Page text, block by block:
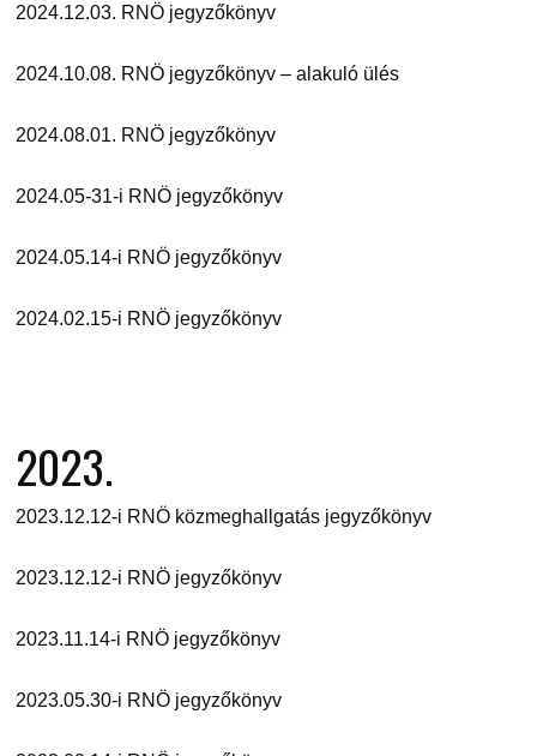
2024.12.03. RNÖ jegyzőkönyv
2024.10.08. RNÖ jegyzőkönyv – alakuló ülés
2024.08.01. RNÖ jegyzőkönyv
2024.05-31-i RNÖ jegyzőkönyv
2024.05.14-i RNÖ jegyzőkönyv
2024.02.15-i RNÖ jegyzőkönyv
2023.
2023.12.12-i RNÖ közmeghallgatás jegyzőkönyv
2023.12.12-i RNÖ jegyzőkönyv
2023.11.14-i RNÖ jegyzőkönyv
2023.05.30-i RNÖ jegyzőkönyv